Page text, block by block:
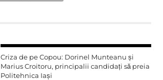
Criza de pe Copou: Dorinel Munteanu și
Marius Croitoru, principalii candidați să preia
Politehnica Iași